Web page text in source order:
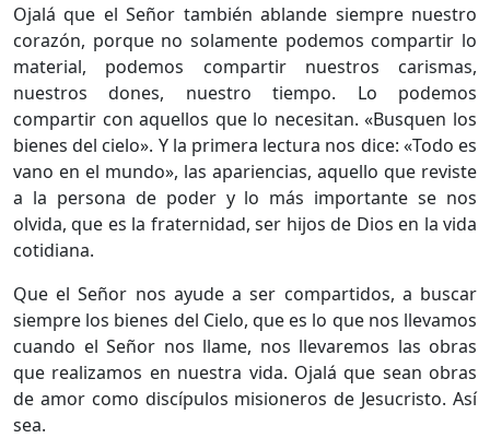
Ojalá que el Señor también ablande siempre nuestro
corazón, porque no solamente podemos compartir lo
material, podemos compartir nuestros carismas,
nuestros dones, nuestro tiempo. Lo podemos
compartir con aquellos que lo necesitan. «Busquen los
bienes del cielo». Y la primera lectura nos dice: «Todo es
vano en el mundo», las apariencias, aquello que reviste
a la persona de poder y lo más importante se nos
olvida, que es la fraternidad, ser hijos de Dios en la vida
cotidiana.
Que el Señor nos ayude a ser compartidos, a buscar
siempre los bienes del Cielo, que es lo que nos llevamos
cuando el Señor nos llame, nos llevaremos las obras
que realizamos en nuestra vida. Ojalá que sean obras
de amor como discípulos misioneros de Jesucristo. Así
sea.